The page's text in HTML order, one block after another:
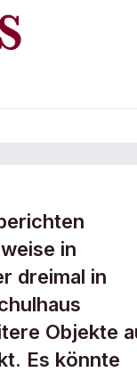
in
dreimal in
Objekte
Es könnte